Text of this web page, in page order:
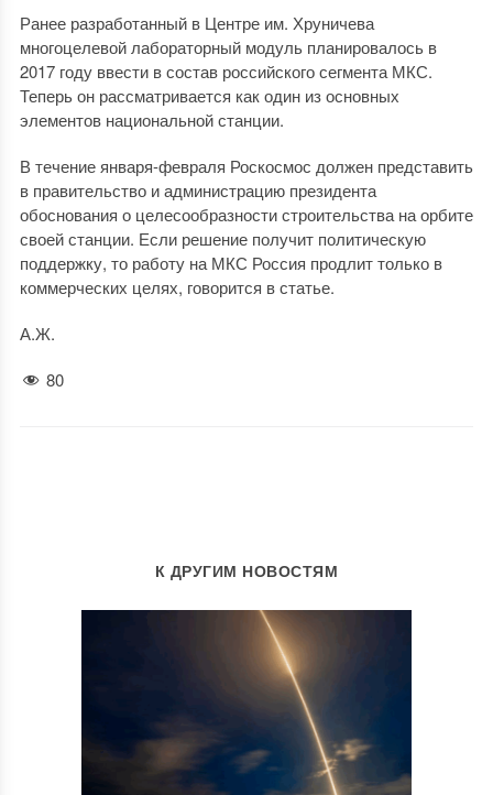
Ранее разработанный в Центре им. Хруничева
многоцелевой лабораторный модуль планировалось в
2017 году ввести в состав российского сегмента МКС.
Теперь он рассматривается как один из основных
элементов национальной станции.
В течение января-февраля Роскосмос должен представить
в правительство и администрацию президента
обоснования о целесообразности строительства на орбите
своей станции. Если решение получит политическую
поддержку, то работу на МКС Россия продлит только в
коммерческих целях, говорится в статье.
А.Ж.
80
К ДРУГИМ НОВОСТЯМ